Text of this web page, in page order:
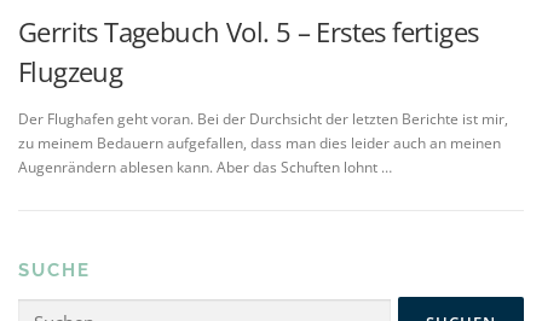
Gerrits Tagebuch Vol. 5 – Erstes fertiges
Flugzeug
Der Flughafen geht voran. Bei der Durchsicht der letzten Berichte ist mir,
zu meinem Bedauern aufgefallen, dass man dies leider auch an meinen
Augenrändern ablesen kann. Aber das Schuften lohnt …
SUCHE